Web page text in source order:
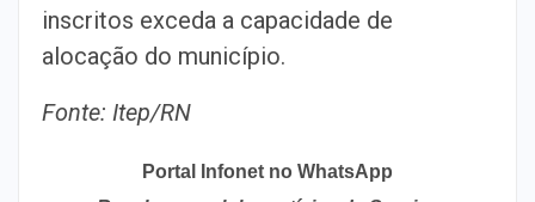
inscritos exceda a capacidade de
alocação do município.
Fonte: Itep/RN
Portal Infonet no WhatsApp